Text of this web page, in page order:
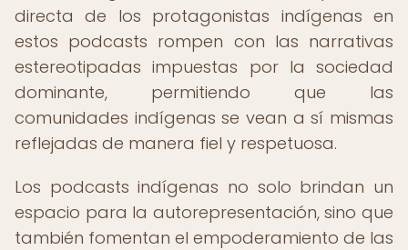
directa de los protagonistas indígenas en
estos podcasts rompen con las narrativas
estereotipadas impuestas por la sociedad
dominante, permitiendo que las
comunidades indígenas se vean a sí mismas
reflejadas de manera fiel y respetuosa.
Los podcasts indígenas no solo brindan un
espacio para la autorepresentación, sino que
también fomentan el empoderamiento de las